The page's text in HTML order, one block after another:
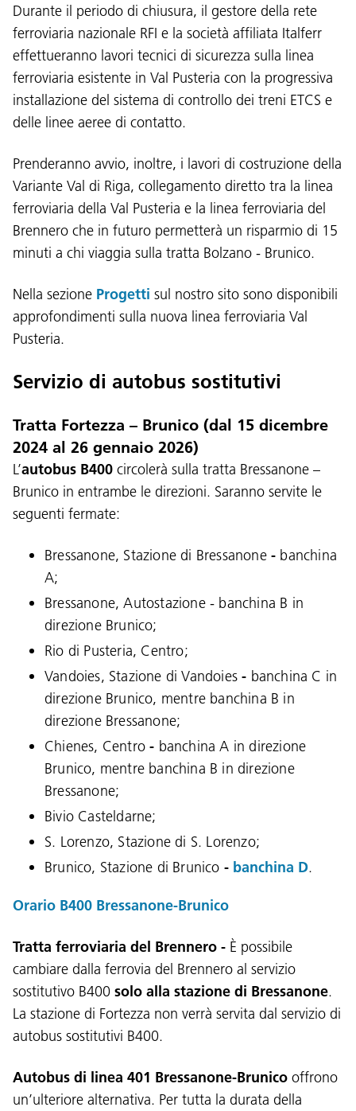
Durante il periodo di chiusura, il gestore della rete
ferroviaria nazionale RFI e la società affiliata Italferr
effettueranno lavori tecnici di sicurezza sulla linea
ferroviaria esistente in Val Pusteria con la progressiva
installazione del sistema di controllo dei treni ETCS e
delle linee aeree di contatto.
Prenderanno avvio, inoltre, i lavori di costruzione della
Variante Val di Riga, collegamento diretto tra la linea
ferroviaria della Val Pusteria e la linea ferroviaria del
Brennero che in futuro permetterà un risparmio di 15
minuti a chi viaggia sulla tratta Bolzano - Brunico.
Nella sezione Progetti sul nostro sito sono disponibili
approfondimenti sulla nuova linea ferroviaria Val
Pusteria.
Servizio di autobus sostitutivi
Tratta Fortezza – Brunico (dal 15 dicembre
2024 al 26 gennaio 2026)
L’autobus B400 circolerà sulla tratta Bressanone –
Brunico in entrambe le direzioni. Saranno servite le
seguenti fermate:
Bressanone, Stazione di Bressanone - banchina
A;
Bressanone, Autostazione - banchina B in
direzione Brunico;
Rio di Pusteria, Centro;
Vandoies, Stazione di Vandoies- banchina C in
direzione Brunico, mentre banchina B in
direzione Bressanone;
Chienes, Centro- banchina A in direzione
Brunico, mentre banchina B in direzione
Bressanone;
Bivio Casteldarne;
S. Lorenzo, Stazione di S. Lorenzo;
Brunico, Stazione di Brunico - banchina D.
Orario B400 Bressanone-Brunico
Tratta ferroviaria del Brennero - È possibile
cambiare dalla ferrovia del Brennero al servizio
sostitutivo B400 solo alla stazione di Bressanone.
La stazione di Fortezza non verrà servita dal servizio di
autobus sostitutivi B400.
Autobus di linea 401 Bressanone-Brunico offrono
un’ulteriore alternativa. Per tutta la durata della